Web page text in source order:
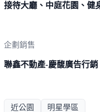
接待大廳、中庭花園、健
企劃銷售
聯鑫不動產-慶馥廣告行銷
近公園 明星學區